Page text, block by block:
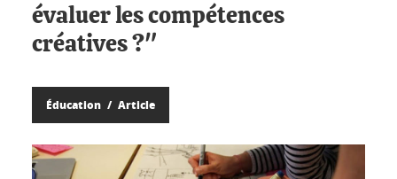
évaluer les compétences
créatives ?"
Éducation Article